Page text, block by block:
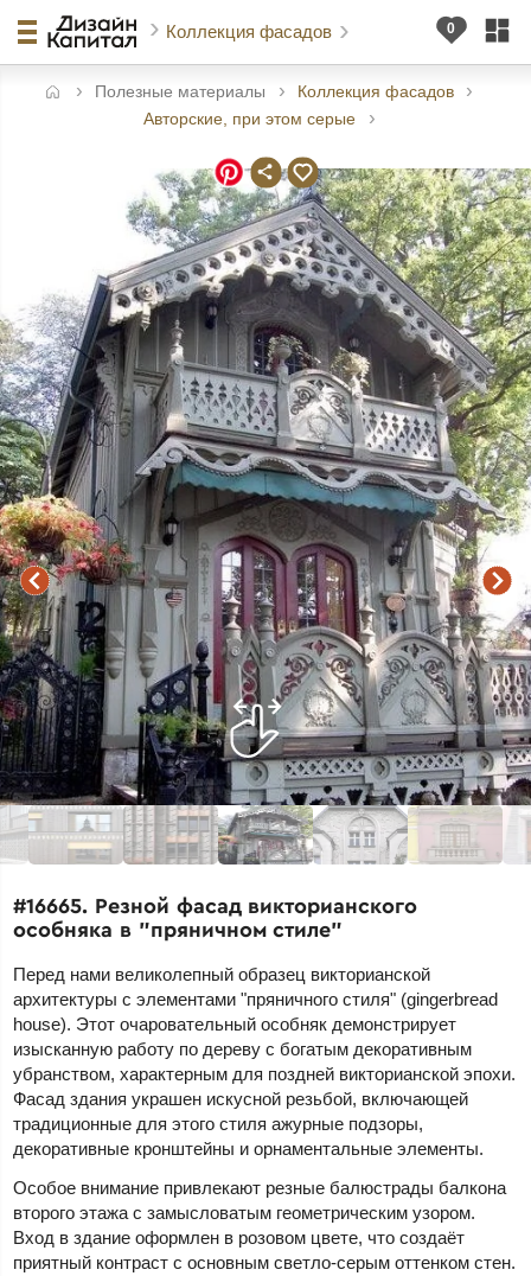
Коллекция фасадов
Полезные материалы
Коллекция фасадов
Авторские, при этом серые
#16665. Резной фасад викторианского
особняка в "пряничном стиле"
Перед нами великолепный образец викторианской
архитектуры с элементами "пряничного стиля" (gingerbread
house). Этот очаровательный особняк демонстрирует
изысканную работу по дереву с богатым декоративным
убранством, характерным для поздней викторианской эпохи.
Фасад здания украшен искусной резьбой, включающей
традиционные для этого стиля ажурные подзоры,
декоративные кронштейны и орнаментальные элементы.
Особое внимание привлекают резные балюстрады балкона
второго этажа с замысловатым геометрическим узором.
Вход в здание оформлен в розовом цвете, что создаёт
приятный контраст с основным светло-серым оттенком стен.